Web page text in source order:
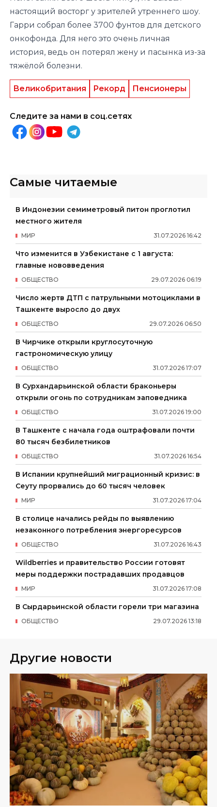
настоящий восторг у зрителей утреннего шоу.
Гарри собрал более 3700 фунтов для детского
онкофонда. Для него это очень личная
история, ведь он потерял жену и пасынка из-за
тяжёлой болезни.
Великобритания Рекорд Пенсионеры
Следите за нами в соц.сетях
Самые читаемые
В Индонезии семиметровый питон проглотил
местного жителя
31.07.2026 16:42
МИР
Что изменится в Узбекистане с 1 августа:
главные нововведения
29.07.2026 06:19
ОБЩЕСТВО
Число жертв ДТП с патрульными мотоциклами в
Ташкенте выросло до двух
29.07.2026 06:50
ОБЩЕСТВО
В Чирчике открыли круглосуточную
гастрономическую улицу
31.07.2026 17:07
ОБЩЕСТВО
В Сурхандарьинской области браконьеры
открыли огонь по сотрудникам заповедника
31.07.2026 19:00
ОБЩЕСТВО
В Ташкенте с начала года оштрафовали почти
80 тысяч безбилетников
31.07.2026 16:54
ОБЩЕСТВО
В Испании крупнейший миграционный кризис: в
Сеуту прорвались до 60 тысяч человек
31.07.2026 17:04
МИР
В столице начались рейды по выявлению
незаконного потребления энергоресурсов
31.07.2026 16:43
ОБЩЕСТВО
Wildberries и правительство России готовят
меры поддержки пострадавших продавцов
31.07.2026 17:08
МИР
В Сырдарьинской области горели три магазина
29.07.2026 13:18
ОБЩЕСТВО
Другие новости